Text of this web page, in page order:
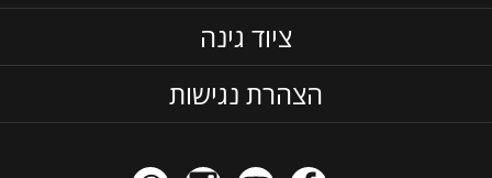
ציוד גינה
הצהרת נגישות